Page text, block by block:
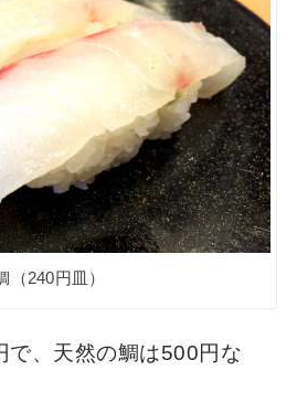
（240円皿）
で、天然の鯛は500円な